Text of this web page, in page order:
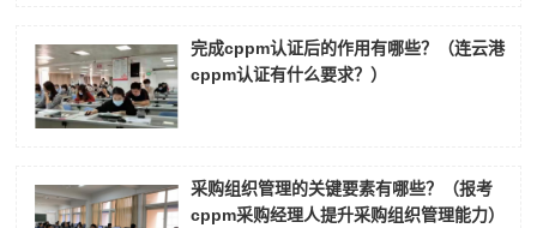
完成cppm认证后的作用有哪些？（连云港
cppm认证有什么要求？）
采购组织管理的关键要素有哪些？（报考
cppm采购经理人提升采购组织管理能力）